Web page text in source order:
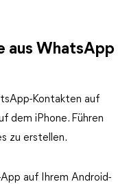
aus WhatsApp
Kontakten auf
dem iPhone. Führen
zu erstellen.
auf Ihrem Android-